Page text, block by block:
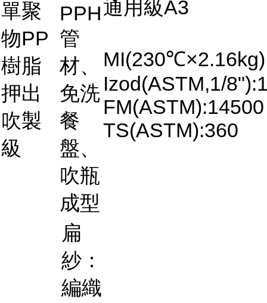
單聚
物PP
樹脂
押出
吹製
級
PPH
管
材、
免洗
餐
盤、
吹瓶
成型
通用級A3
Izod(ASTM,1/
FM(ASTM):14500
TS(ASTM):360
扁
紗：
編織